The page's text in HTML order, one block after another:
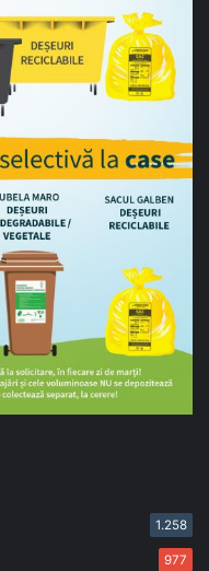
1.258
977